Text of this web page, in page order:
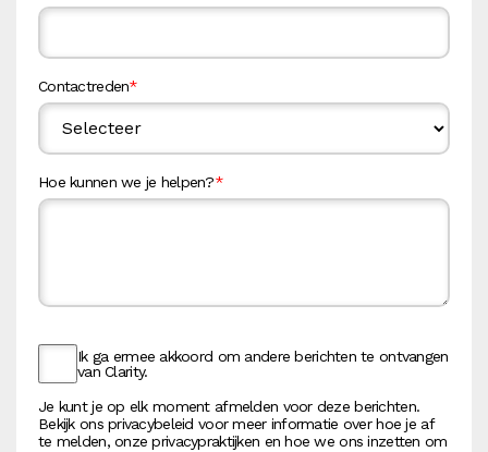
Contactreden*
Hoe kunnen we je helpen?*
Ik ga ermee akkoord om andere berichten te ontvangen
van Clarity.
Je kunt je op elk moment afmelden voor deze berichten.
Bekijk ons privacybeleid voor meer informatie over hoe je af
te melden, onze privacypraktijken en hoe we ons inzetten om